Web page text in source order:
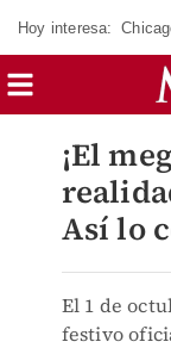
Hoy interesa:
¡El
Así lo
El 1 de
festivo